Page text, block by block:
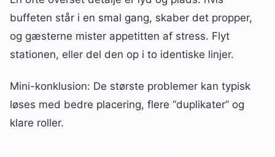
buffeten står i en smal gang, skaber det propper,
og gæsterne mister appetitten af stress. Flyt
stationen, eller del den op i to identiske linjer.
Mini-konklusion: De største problemer kan typisk
løses med bedre placering, flere “duplikater” og
klare roller.